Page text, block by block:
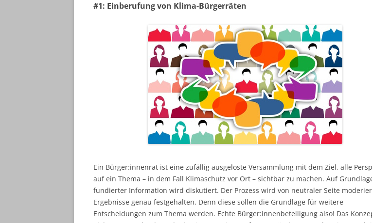
#1: Einberufung von Klima-Bürgerräten
Ein Bürger:innenrat ist eine zufällig ausgeloste Versammlung mit dem Ziel, alle
auf ein Thema – in dem Fall Klimaschutz vor Ort – sichtbar zu machen. Auf
fundierter Information wird diskutiert. Der Prozess wird von neutraler Seite
Ergebnisse genau festgehalten. Denn diese sollen die Grundlage für weitere
Entscheidungen zum Thema werden. Echte Bürger:innenbeteiligung also! Das